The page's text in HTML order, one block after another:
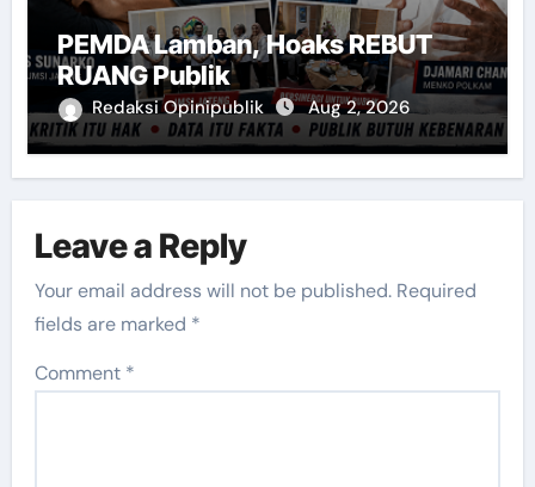
PEMDA Lamban, Hoaks REBUT
RUANG Publik
Redaksi Opinipublik Aug 2, 2026
Leave a Reply
Your email address will not be published. Required
fields are marked *
Comment *